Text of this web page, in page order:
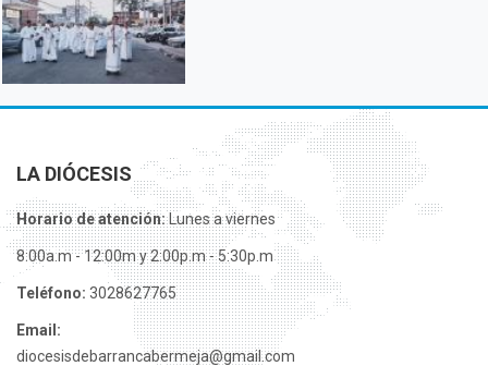
LA DIÓCESIS
Horario de atención:Lunes a viernes
8:00a.m - 12:00m y 2:00p.m - 5:30p.m
Teléfono: 3028627765
Email:
diocesisdebarrancabermeja@gmail.com